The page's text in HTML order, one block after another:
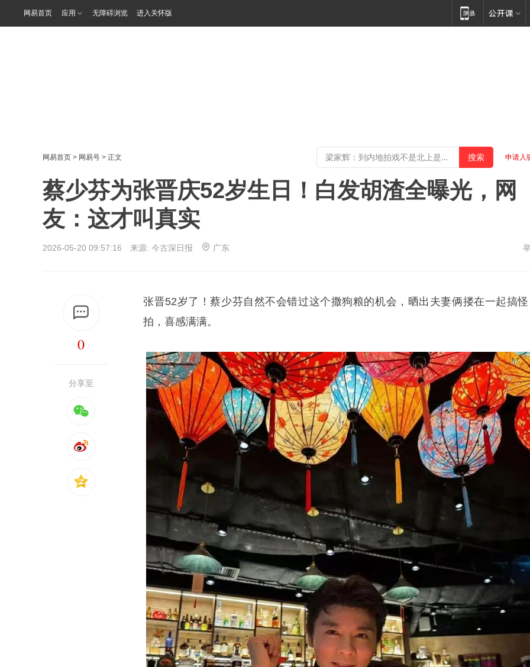
网易首页 应用 无障碍浏览 进入关怀版
网易首页 > 网易号 > 正文 申请入
蔡少芬为张晋庆52岁生日！白发胡渣全曝光，网
友：这才叫真实
2026-05-20 09:57:16 来源: 今古深日报 广东
0
分享至
张晋52岁了！蔡少芬自然不会错过这个撒狗粮的机会，晒出夫妻俩搂在一起搞
拍，喜感满满。